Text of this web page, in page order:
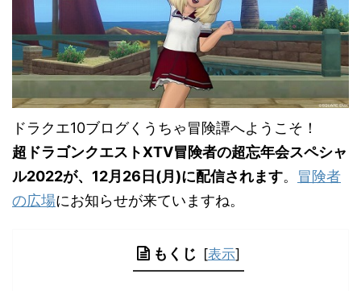
ドラクエ10ブログくうちゃ冒険譚へようこそ！
超ドラゴンクエストXTV冒険者の超忘年会スペシャ
ル2022が、12月26日(月)に配信されます。 冒険者
の広場にお知らせが来ていますね。
もくじ [表示]